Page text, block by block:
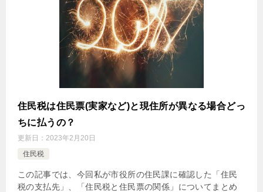
住民税は住民票(実家など)と現住所が異なる場合どっ
ちに払うの？
更新日： 2023年2月20日
住民税
この記事では、今回私が市役所の住民課に確認した「住民
税の支払先」、「住民税と住民票の関係」についてまとめ